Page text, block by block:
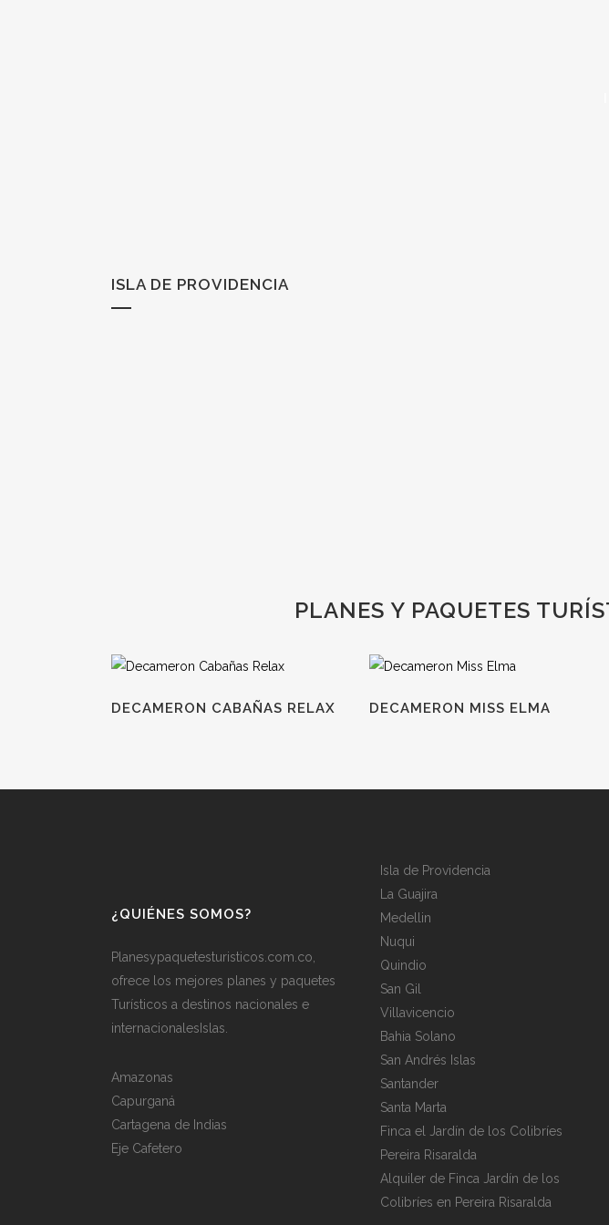
ISLA DE PROVIDENCIA
PLANES Y PAQUETES
DECAMERON CABAÑAS RELAX DECAMERON MISS ELMA
¿QUIÉNES SOMOS?
Planesypaquetesturisticos.com.co,
ofrece los mejores planes y paquetes
Turísticos a destinos nacionales e
internacionalesIslas.
Amazonas
Capurganá
Cartagena de Indias
Eje Cafetero
Isla de Providencia
La Guajira
Medellin
Nuqui
Quindio
San Gil
Villavicencio
Bahia Solano
San Andrés Islas
Santander
Santa Marta
Finca el Jardín de los Colibríes
Pereira Risaralda
Alquiler de Finca Jardín de los
Colibríes en Pereira Risaralda